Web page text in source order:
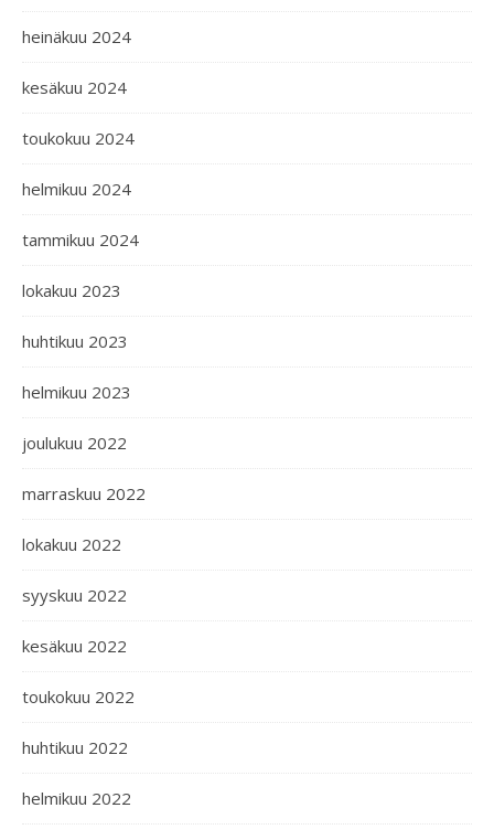
heinäkuu 2024
kesäkuu 2024
toukokuu 2024
helmikuu 2024
tammikuu 2024
lokakuu 2023
huhtikuu 2023
helmikuu 2023
joulukuu 2022
marraskuu 2022
lokakuu 2022
syyskuu 2022
kesäkuu 2022
toukokuu 2022
huhtikuu 2022
helmikuu 2022